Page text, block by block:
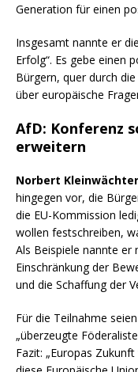
Generation für einen
Insgesamt nannte er
Erfolg“. Es gebe einen
Bürgern, quer durch
über europäische
AfD: Konferenz
erweitern
Norbert
hingegen vor, die
die EU-Kommission
wollen festschreiben,
Als Beispiele nannte er
Einschränkung der
und die Schaffung der
Für die Teilnahme
„überzeugte
Fazit: „Europas